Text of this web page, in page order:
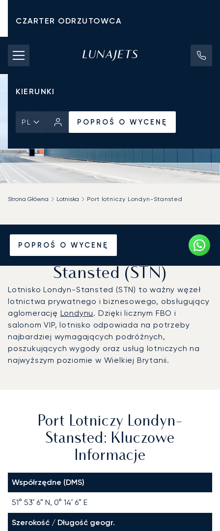
CZARTER ODRZUTOWCA
KOSZTY CZARTERU
PRYWATNE ODRZUTOWCE
KIERUNKI
PL POPROŚ O WYCENĘ
POPROŚ O WYCENĘ
Strona Główna Lotniska Port lotniczy Londyn-Stansted
Prywatny odrzutowiec na
Port lotniczy Londyn-
Stansted (STN)
Lotnisko Londyn-Stansted (STN) to ważny węzeł
lotnictwa prywatnego i biznesowego, obsługujący
aglomerację Londynu. Dzięki licznym FBO i
salonom VIP, lotnisko odpowiada na potrzeby
najbardziej wymagających podróżnych,
poszukujących wygody oraz usług lotniczych na
najwyższym poziomie w Wielkiej Brytanii.
Port Lotniczy Londyn-
Stansted: Kluczowe
Informacje
Współrzędne (DMS)
51° 53′ 6″ N, 0° 14′ 6″ E
Szerokość / Długość geogr.